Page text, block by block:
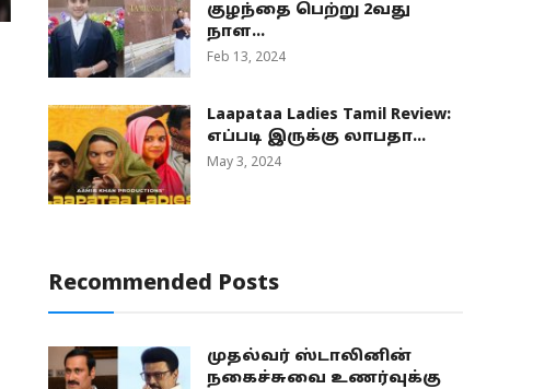
குழந்தை பெற்று 2வது
நாள...
Feb 13, 2024
Laapataa Ladies Tamil Review:
எப்படி இருக்கு லாபதா...
May 3, 2024
Recommended Posts
முதல்வர் ஸ்டாலினின்
நகைச்சுவை உணர்வுக்கு